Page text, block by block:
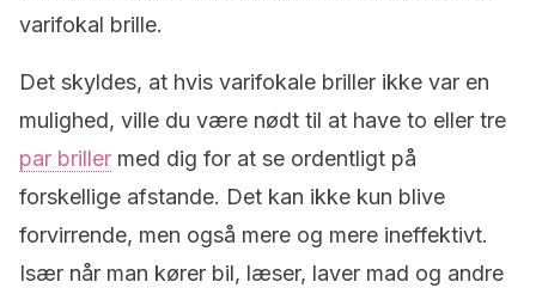
varifokal brille.
Det skyldes, at hvis varifokale briller ikke var en
mulighed, ville du være nødt til at have to eller tre
par briller med dig for at se ordentligt på
forskellige afstande. Det kan ikke kun blive
forvirrende, men også mere og mere ineffektivt.
Især når man kører bil, læser, laver mad og andre